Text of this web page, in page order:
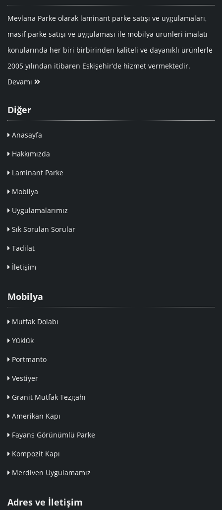
Mevlana Parke olarak laminant parke satışı ve uygulamaları,
masif parke satışı ve uygulaması ile mobilya ürünleri imalatı
konularında her biri birbirinden kaliteli ve dayanıklı ürünlerle
2005 yılından itibaren Eskişehir’de hizmet vermektedir.
Devamı
Diğer
Anasayfa
Hakkımızda
Laminant Parke
Mobilya
Uygulamalarımız
Sık Sorulan Sorular
Tadilat
İletişim
Mobilya
Mutfak Dolabı
Yüklük
Portmanto
Vestiyer
Granit Mutfak Tezgahı
Amerikan Kapı
Fayans Görünümlü Parke
Kompozit Kapı
Merdiven Uygulamamız
Adres ve İletişim